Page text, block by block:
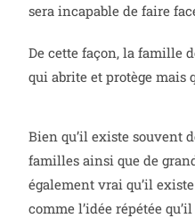
sera incapable de faire
De cette façon, la famille
qui abrite et protège mais
Bien qu’il existe souvent
familles ainsi que de
également vrai qu’il
comme l’idée répétée